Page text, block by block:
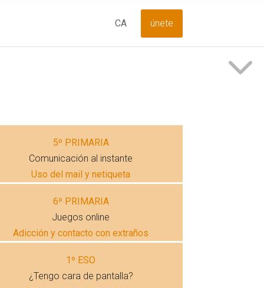
CA únete
5º PRIMARIA
Comunicación al instante
Uso del mail y netiqueta
6º PRIMARIA
Juegos online
Adicción y contacto con extraños
1º ESO
¿Tengo cara de pantalla?